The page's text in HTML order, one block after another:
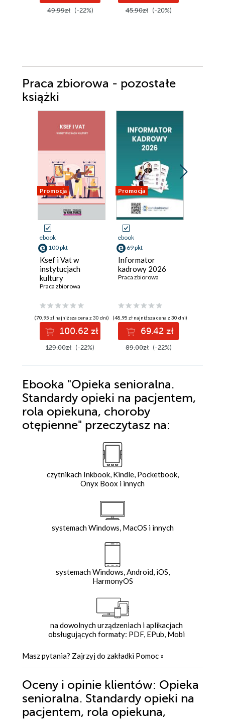
49.99zł (-22%) 45.90zł (-20%)
Praca zbiorowa - pozostałe
książki
Promocja
ebook
100 pkt
Ksef i Vat w
instytucjach
kultury
Praca zbiorowa
(70,95 zł najniższa cena z 30 dni)
100.62 zł
129.00zł (-22%)
Promocja
ebook
69 pkt
Informator
kadrowy 2026
Praca zbiorowa
(48,95 zł najniższa cena z 30 dni)
69.42 zł
89.00zł (-22%)
Ebooka "Opieka senioralna.
Standardy opieki na pacjentem,
rola opiekuna, choroby
otępienne" przeczytasz na:
czytnikach Inkbook, Kindle, Pocketbook,
Onyx Boox i innych
systemach Windows, MacOS i innych
systemach Windows, Android, iOS,
HarmonyOS
na dowolnych urządzeniach i aplikacjach
obsługujących formaty: PDF, EPub, Mobi
Masz pytania? Zajrzyj do zakładki Pomoc »
Oceny i opinie klientów: Opieka
senioralna. Standardy opieki na
pacjentem, rola opiekuna,